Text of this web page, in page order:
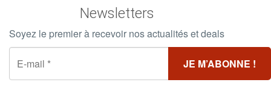
Newsletters
Soyez le premier à recevoir nos actualités et deals